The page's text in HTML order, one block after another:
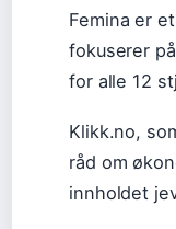
Femina er
fokuserer
for alle 12
Klikk.no,
råd om
innholdet